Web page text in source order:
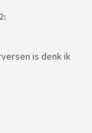
is denk ik